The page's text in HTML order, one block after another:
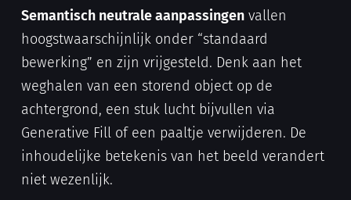
Semantisch neutrale aanpassingen vallen
hoogstwaarschijnlijk onder “standaard
bewerking” en zijn vrijgesteld. Denk aan het
weghalen van een storend object op de
achtergrond, een stuk lucht bijvullen via
Generative Fill of een paaltje verwijderen. De
inhoudelijke betekenis van het beeld verandert
niet wezenlijk.